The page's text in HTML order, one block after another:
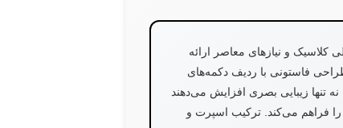
و نیازهای معاصر ارائه
فاستونی با ردیف دکمه‌های
تنها زیبایی بصری افزایش می‌دهند
فراهم می‌کند. ترکیب اسپرت و